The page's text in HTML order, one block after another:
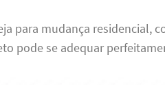
para mudança residencial,
pode se adequar